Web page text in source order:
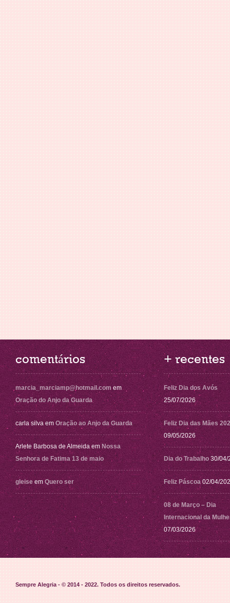
comentários
marcia_marciamp@hotmail.com em
Oração do Anjo da Guarda
carla silva em Oração ao Anjo da Guarda
Arlete Barbosa de Almeida em Nossa
Senhora de Fatima 13 de maio
gleise em Quero ser
+ recentes
Feliz Dia dos Avós
25/07/2026
Feliz Dia das Mães
09/05/2026
Dia do Trabalho 30/04/
Feliz Páscoa 02/04/
08 de Março – Dia
Internacional da
07/03/2026
Sempre Alegria - © 2014 - 2022. Todos os direitos reservados.